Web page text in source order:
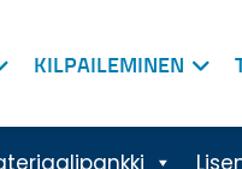
KILPAILEMINEN